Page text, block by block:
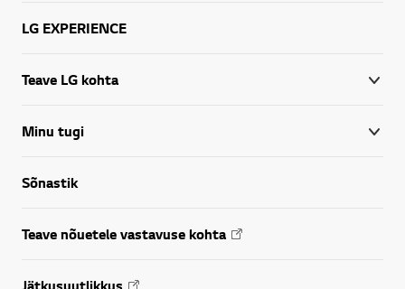
LG EXPERIENCE
Teave LG kohta
Minu tugi
Sõnastik
Teave nõuetele vastavuse kohta